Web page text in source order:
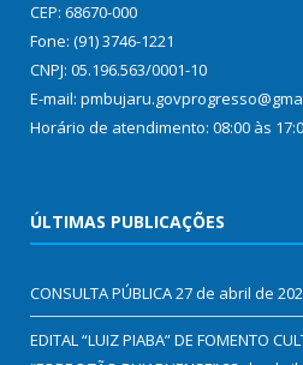
CEP: 68670-000
Fone: (91) 3746-1221
CNPJ: 05.196.563/0001-10
E-mail:
Horário de atendimento: 08:00 às
ÚLTIMAS PUBLICAÇÕES
CONSULTA PÚBLICA27 de abril de
EDITAL “LUIZ PIABA” DE FOMENTO